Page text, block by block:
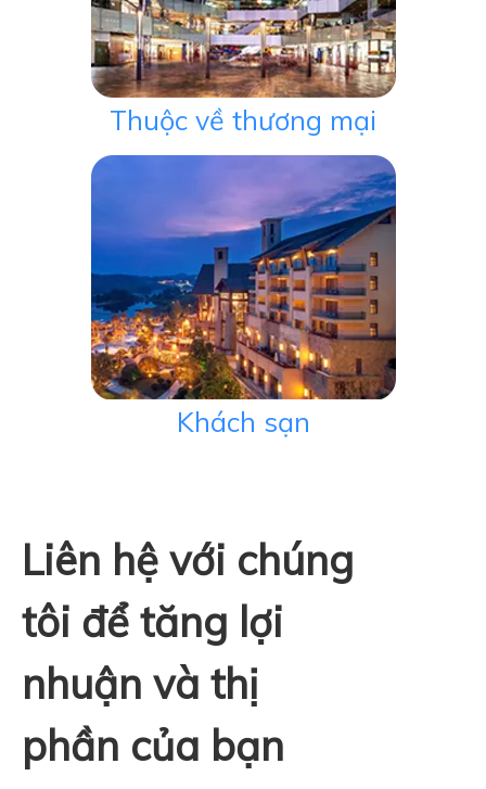
Thuộc về thương mại
Khách sạn
Liên hệ với chúng
tôi để tăng lợi
nhuận và thị
phần của bạn